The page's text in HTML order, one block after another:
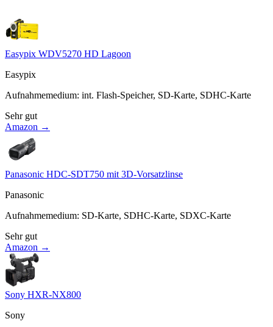
Easypix WDV5270 HD Lagoon
Easypix
Aufnahmemedium: int. Flash-Speicher, SD-Karte, SDHC-Karte
Sehr gut
Amazon →
Panasonic HDC-SDT750 mit 3D-Vorsatzlinse
Panasonic
Aufnahmemedium: SD-Karte, SDHC-Karte, SDXC-Karte
Sehr gut
Amazon →
Sony HXR-NX800
Sony